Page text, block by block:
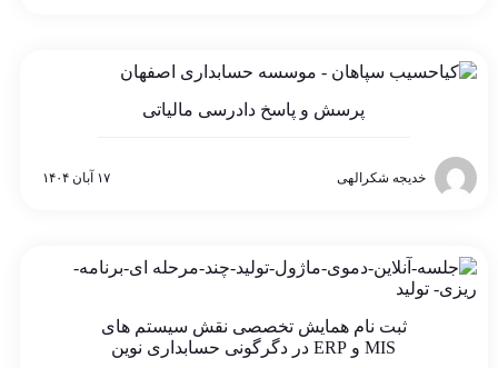
پرسش و پاسخ دادرسی مالیاتی
خدیجه شکرالهی ۱۷ آبان ۱۴۰۴
ثبت نام همایش تخصصی نقش سیستم های
MIS و ERP در دگرگونی حسابداری نوین